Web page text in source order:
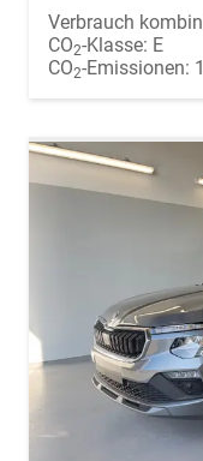
Verbrauch
CO2-Klasse: E
CO2-Emissionen: